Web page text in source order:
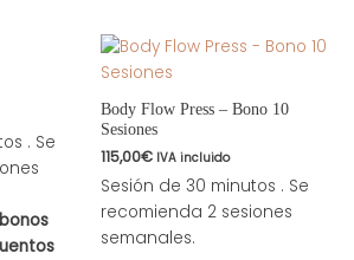
. Se
Body Flow Press – Bono 10
Sesiones
115,00€ IVA incluido
Sesión de 30 minutos . Se
recomienda 2 sesiones
semanales.